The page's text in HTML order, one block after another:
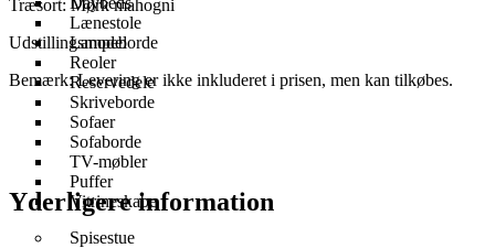
Lænestole
Lampeborde
Reoler
Reservedele
Skriveborde
Sofaer
Sofaborde
TV-møbler
Puffer
Vitrineskabe
Spisestue
Træsort: Mørk mahogni
Udstillingsmodel
Bemærk: Levering er ikke inkluderet i prisen, men kan tilkøbes.
Yderligere information